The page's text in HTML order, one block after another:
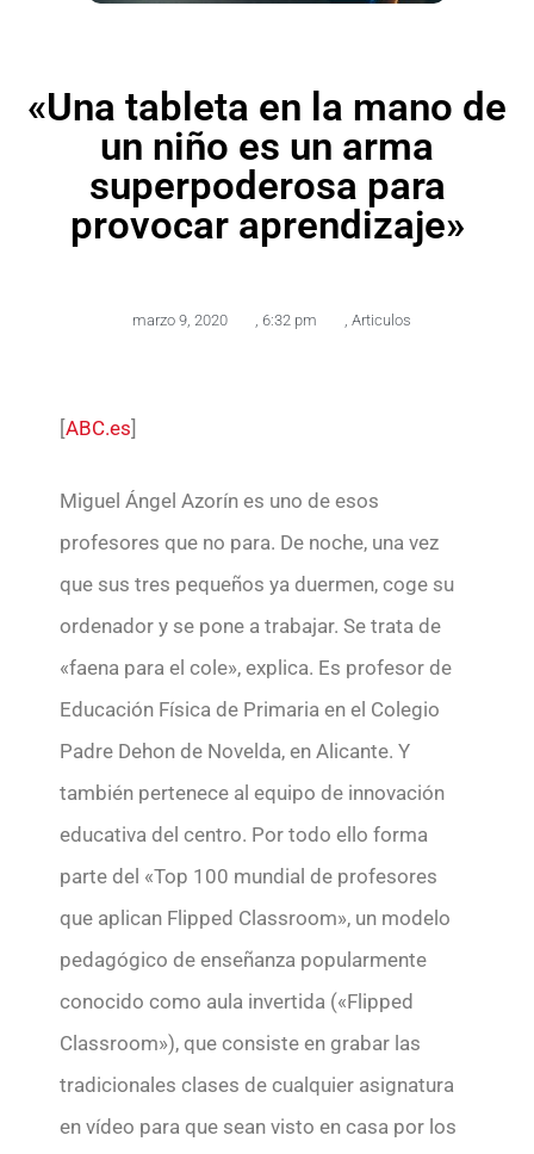
«Una tableta en la mano de
un niño es un arma
superpoderosa para
provocar aprendizaje»
marzo 9, 2020 , 6:32 pm , Articulos
[ABC.es]
Miguel Ángel Azorín es uno de esos
profesores que no para. De noche, una vez
que sus tres pequeños ya duermen, coge su
ordenador y se pone a trabajar. Se trata de
«faena para el cole», explica. Es profesor de
Educación Física de Primaria en el Colegio
Padre Dehon de Novelda, en Alicante. Y
también pertenece al equipo de innovación
educativa del centro. Por todo ello forma
parte del «Top 100 mundial de profesores
que aplican Flipped Classroom», un modelo
pedagógico de enseñanza popularmente
conocido como aula invertida («Flipped
Classroom»), que consiste en grabar las
tradicionales clases de cualquier asignatura
en vídeo para que sean visto en casa por los